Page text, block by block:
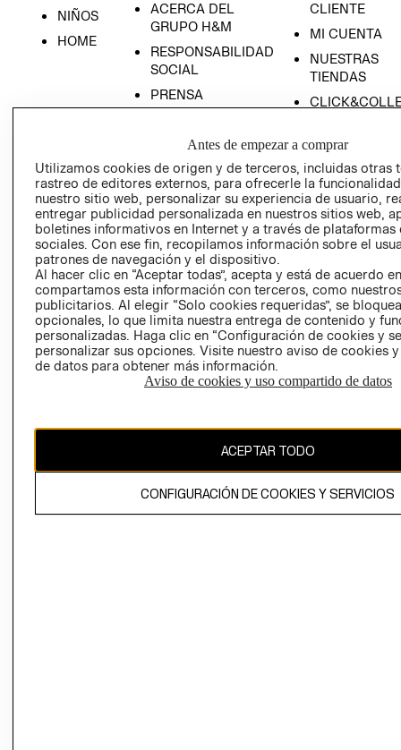
NIÑOS
HOME
ACERCA DEL
GRUPO H&M
RESPONSABILIDAD
SOCIAL
PRENSA
INVERSIONISTAS
POLÍTICA
EMPRESARIAL
CLIENTE
MI CUENTA
NUESTRAS
TIENDAS
TÉRMINOS Y
CONDICIONES
AVISO DE
PRIVACIDAD
GIFT CARD
AVISO DE
COOKIES
Antes de empezar a comprar
Utilizamos cookies de origen y de terceros, incluidas otras
rastreo de editores externos, para ofrecerle la
nuestro sitio web, personalizar su experiencia de usuario,
entregar publicidad personalizada en nuestros sitios web,
boletines informativos en Internet y a través de plataformas
sociales. Con ese fin, recopilamos información sobre el
patrones de navegación y el dispositivo.
Al hacer clic en “Aceptar todas”, acepta y está de acuerdo
compartamos esta información con terceros, como
publicitarios. Al elegir “Solo cookies requeridas”, se
opcionales, lo que limita nuestra entrega de contenido y
personalizadas. Haga clic en “Configuración de cookies y
personalizar sus opciones. Visite nuestro aviso de cookies
de datos para obtener más información.
Aviso de cookies y uso compartido de datos
ACEPTAR TODO
CONFIGURACIÓN DE COOKIES Y SERVICIOS